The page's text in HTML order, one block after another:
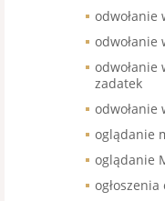
odwołanie
odwołanie
odwołanie
zadatek
odwołanie
oglądanie
oglądanie